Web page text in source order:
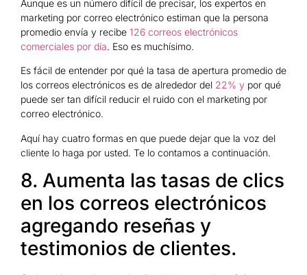
Aunque es un número difícil de precisar, los expertos en
marketing por correo electrónico estiman que la persona
promedio envía y recibe 126 correos electrónicos
comerciales por día. Eso es muchísimo.
Es fácil de entender por qué la tasa de apertura promedio de
los correos electrónicos es de alrededor del 22% y por qué
puede ser tan difícil reducir el ruido con el marketing por
correo electrónico.
Aquí hay cuatro formas en que puede dejar que la voz del
cliente lo haga por usted. Te lo contamos a continuación.
8. Aumenta las tasas de clics
en los correos electrónicos
agregando reseñas y
testimonios de clientes.